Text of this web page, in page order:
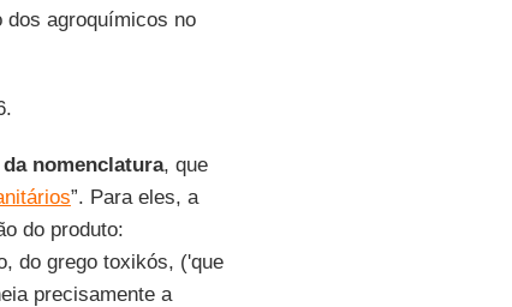
dos agroquímicos no
nomenclatura, que
”. Para eles, a
do produto:
do grego toxikós, ('que
precisamente a